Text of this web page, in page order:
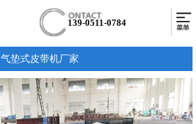
139-0511-0784
气垫式皮带机厂家